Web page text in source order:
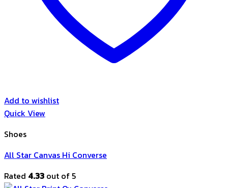
Add to wishlist
Quick View
Shoes
All Star Canvas Hi Converse
Rated 4.33 out of 5